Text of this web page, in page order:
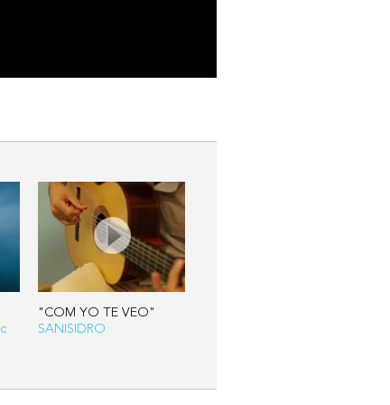
"COM YO TE VEO"
SANISIDRO